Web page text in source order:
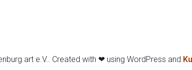
e.V.. Created with ❤ using WordPress and